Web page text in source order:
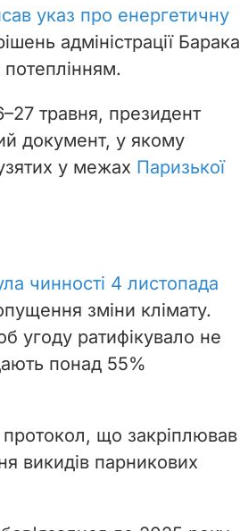
указ про енергетичну
адміністрації Барака
травня, президент
документ, у якому
у межах Паризької
чинності 4 листопада
зміни клімату.
угоду ратифікувало не
понад 55%
протокол, що закріплював
викидів парникових